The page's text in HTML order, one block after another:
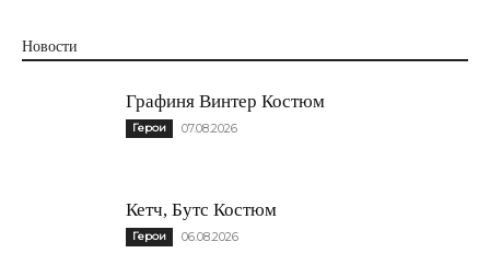
Новости
Графиня Винтер Костюм
Герои 07.08.2026
Кетч, Бутс Костюм
Герои 06.08.2026